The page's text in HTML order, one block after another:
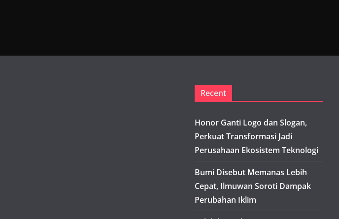
Recent
Honor Ganti Logo dan Slogan,
Perkuat Transformasi Jadi
Perusahaan Ekosistem Teknologi
Bumi Disebut Memanas Lebih
Cepat, Ilmuwan Soroti Dampak
Perubahan Iklim